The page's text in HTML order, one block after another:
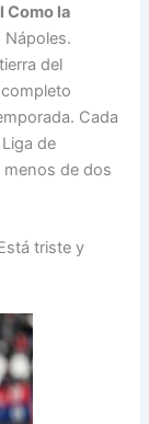
Como la
del
Cada
de
menos de dos
triste y